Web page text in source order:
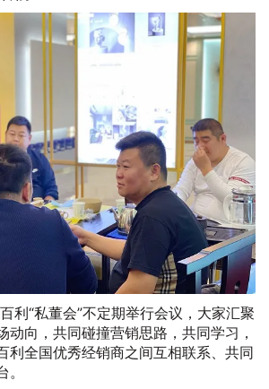
利“私董会”不定期举行会议，大家汇聚
动向，共同碰撞营销思路，共同学习，
利全国优秀经销商之间互相联系、共同